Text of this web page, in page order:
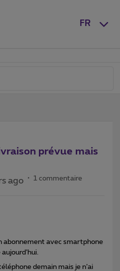
FR
prévue mais
ago 1 commentaire
abonnement avec smartphone
demain mais je n’ai